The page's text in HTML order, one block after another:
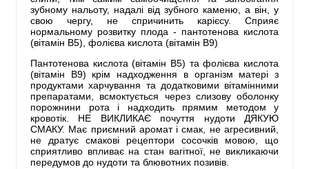
зубному нальоту, надалі від зубного каменю, а він, у
свою чергу, не спричинить карієсу. Сприяє
нормальному розвитку плода - пантотенова кислота
(вітамін В5), фолієва кислота (вітамін В9)
Пантотенова кислота (вітамін В5) та фолієва кислота
(вітамін В9) крім надходження в організм матері з
продуктами харчування та додатковими вітамінними
препаратами, всмоктується через слизову оболонку
порожнини рота і надходить прямим методом у
кровотік. НЕ ВИКЛИКАЄ почуття нудоти ДЯКУЮ
СМАКУ. Має приємний аромат і смак, не агресивний,
не дратує смакові рецептори сосочків мовою, що
сприятливо впливає на стан вагітної, не викликаючи
передумов до нудоти та блювотних позивів.